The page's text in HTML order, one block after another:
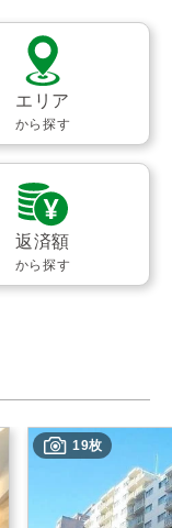
エリア
から探す
返済額
から探す
19枚